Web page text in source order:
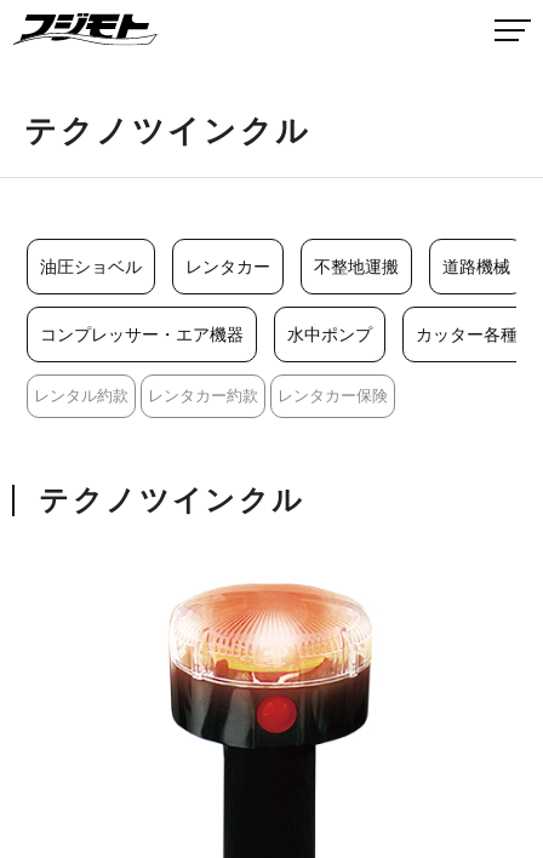
テクノツインクル
油圧ショベル レンタカー 不整地運搬 道路機械
コンプレッサー・エア機器 水中ポンプ カッター各種
レンタル約款 レンタカー約款 レンタカー保険
テクノツインクル